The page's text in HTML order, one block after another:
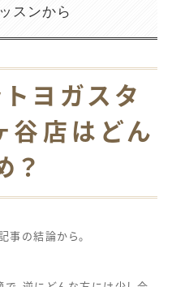
スンから
ヨガスタ
谷店はどん
？
事の結論から。